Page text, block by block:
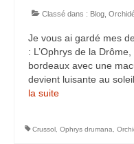
Classé dans : Blog
Je vous ai gardé mes
: L’Ophrys de la
bordeaux avec une
devient luisante au
la suite­­
Crussol Ophrys drumana